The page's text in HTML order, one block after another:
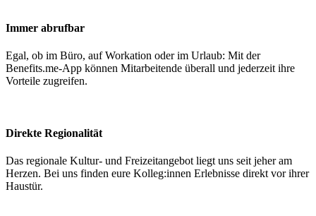
Immer abrufbar
Egal, ob im Büro, auf Workation oder im Urlaub: Mit der
Benefits.me-App können Mitarbeitende überall und jederzeit ihre
Vorteile zugreifen.
Direkte Regionalität
Das regionale Kultur- und Freizeitangebot liegt uns seit jeher am
Herzen. Bei uns finden eure Kolleg:innen Erlebnisse direkt vor ihrer
Haustür.